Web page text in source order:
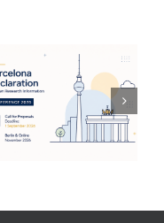
Інтерактивний
дашборд
результатів
державної
атестації